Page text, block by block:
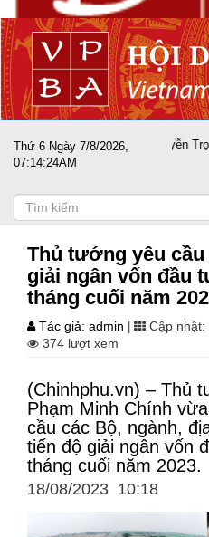
Thứ 6 Ngày 7/8/2026,
07:14:25AM
PGS.TS Nguyễn Trọng Điều
Thủ tướng yêu
giải ngân vốn đầu
tháng cuối năm
Tác giả: admin Cập nhật:
374 lượt xem
(Chinhphu.vn) – Thủ
Phạm Minh Chính
cầu các Bộ, ngành,
tiến độ giải ngân vốn
tháng cuối năm 2023.
18/08/2023 10:18